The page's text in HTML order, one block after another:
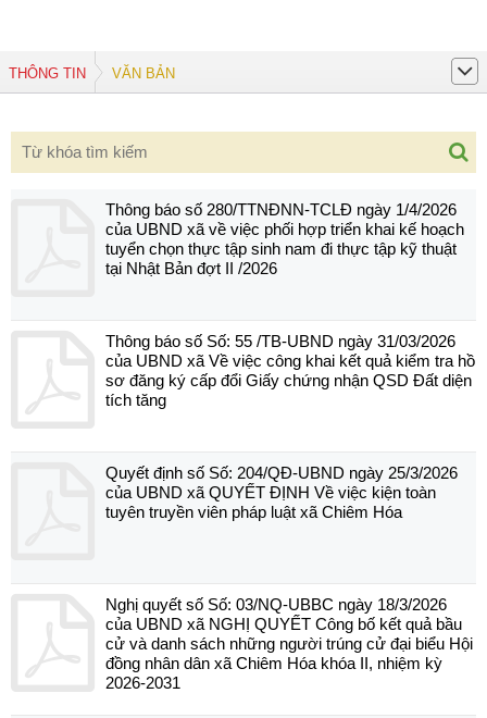
THÔNG TIN VĂN BẢN
Thông báo số 280/TTNĐNN-TCLĐ ngày 1/4/2026
của UBND xã về việc phối hợp triển khai kế hoạch
tuyển chọn thực tập sinh nam đi thực tập kỹ thuật
tại Nhật Bản đợt II /2026
Thông báo số Số: 55 /TB-UBND ngày 31/03/2026
của UBND xã Về việc công khai kết quả kiểm tra hồ
sơ đăng ký cấp đổi Giấy chứng nhận QSD Đất diện
tích tăng
Quyết định số Số: 204/QĐ-UBND ngày 25/3/2026
của UBND xã QUYẾT ĐỊNH Về việc kiện toàn
tuyên truyền viên pháp luật xã Chiêm Hóa
Nghị quyết số Số: 03/NQ-UBBC ngày 18/3/2026
của UBND xã NGHỊ QUYẾT Công bố kết quả bầu
cử và danh sách những người trúng cử đại biểu Hội
đồng nhân dân xã Chiêm Hóa khóa II, nhiệm kỳ
2026-2031